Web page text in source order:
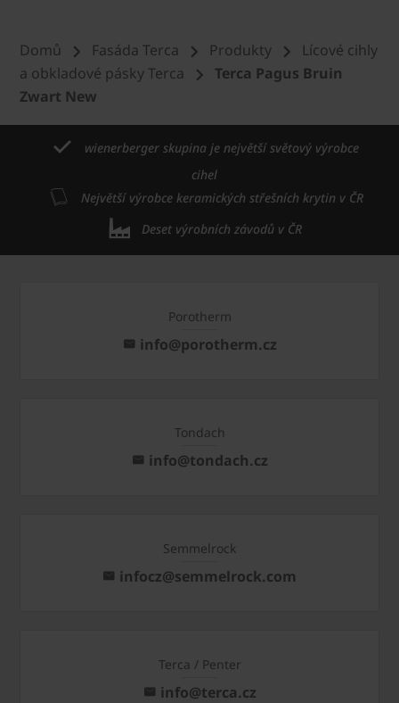
Domů Fasáda Terca Produkty
Lícové cihly
a obkladové pásky Terca
Terca Pagus Bruin
Zwart New
wienerberger skupina je největší světový výrobce
cihel
Největší výrobce keramických střešních krytin v ČR
Deset výrobních závodů v ČR
Porotherm
info@porotherm.cz
Tondach
info@tondach.cz
Semmelrock
infocz@semmelrock.com
Terca / Penter
info@terca.cz